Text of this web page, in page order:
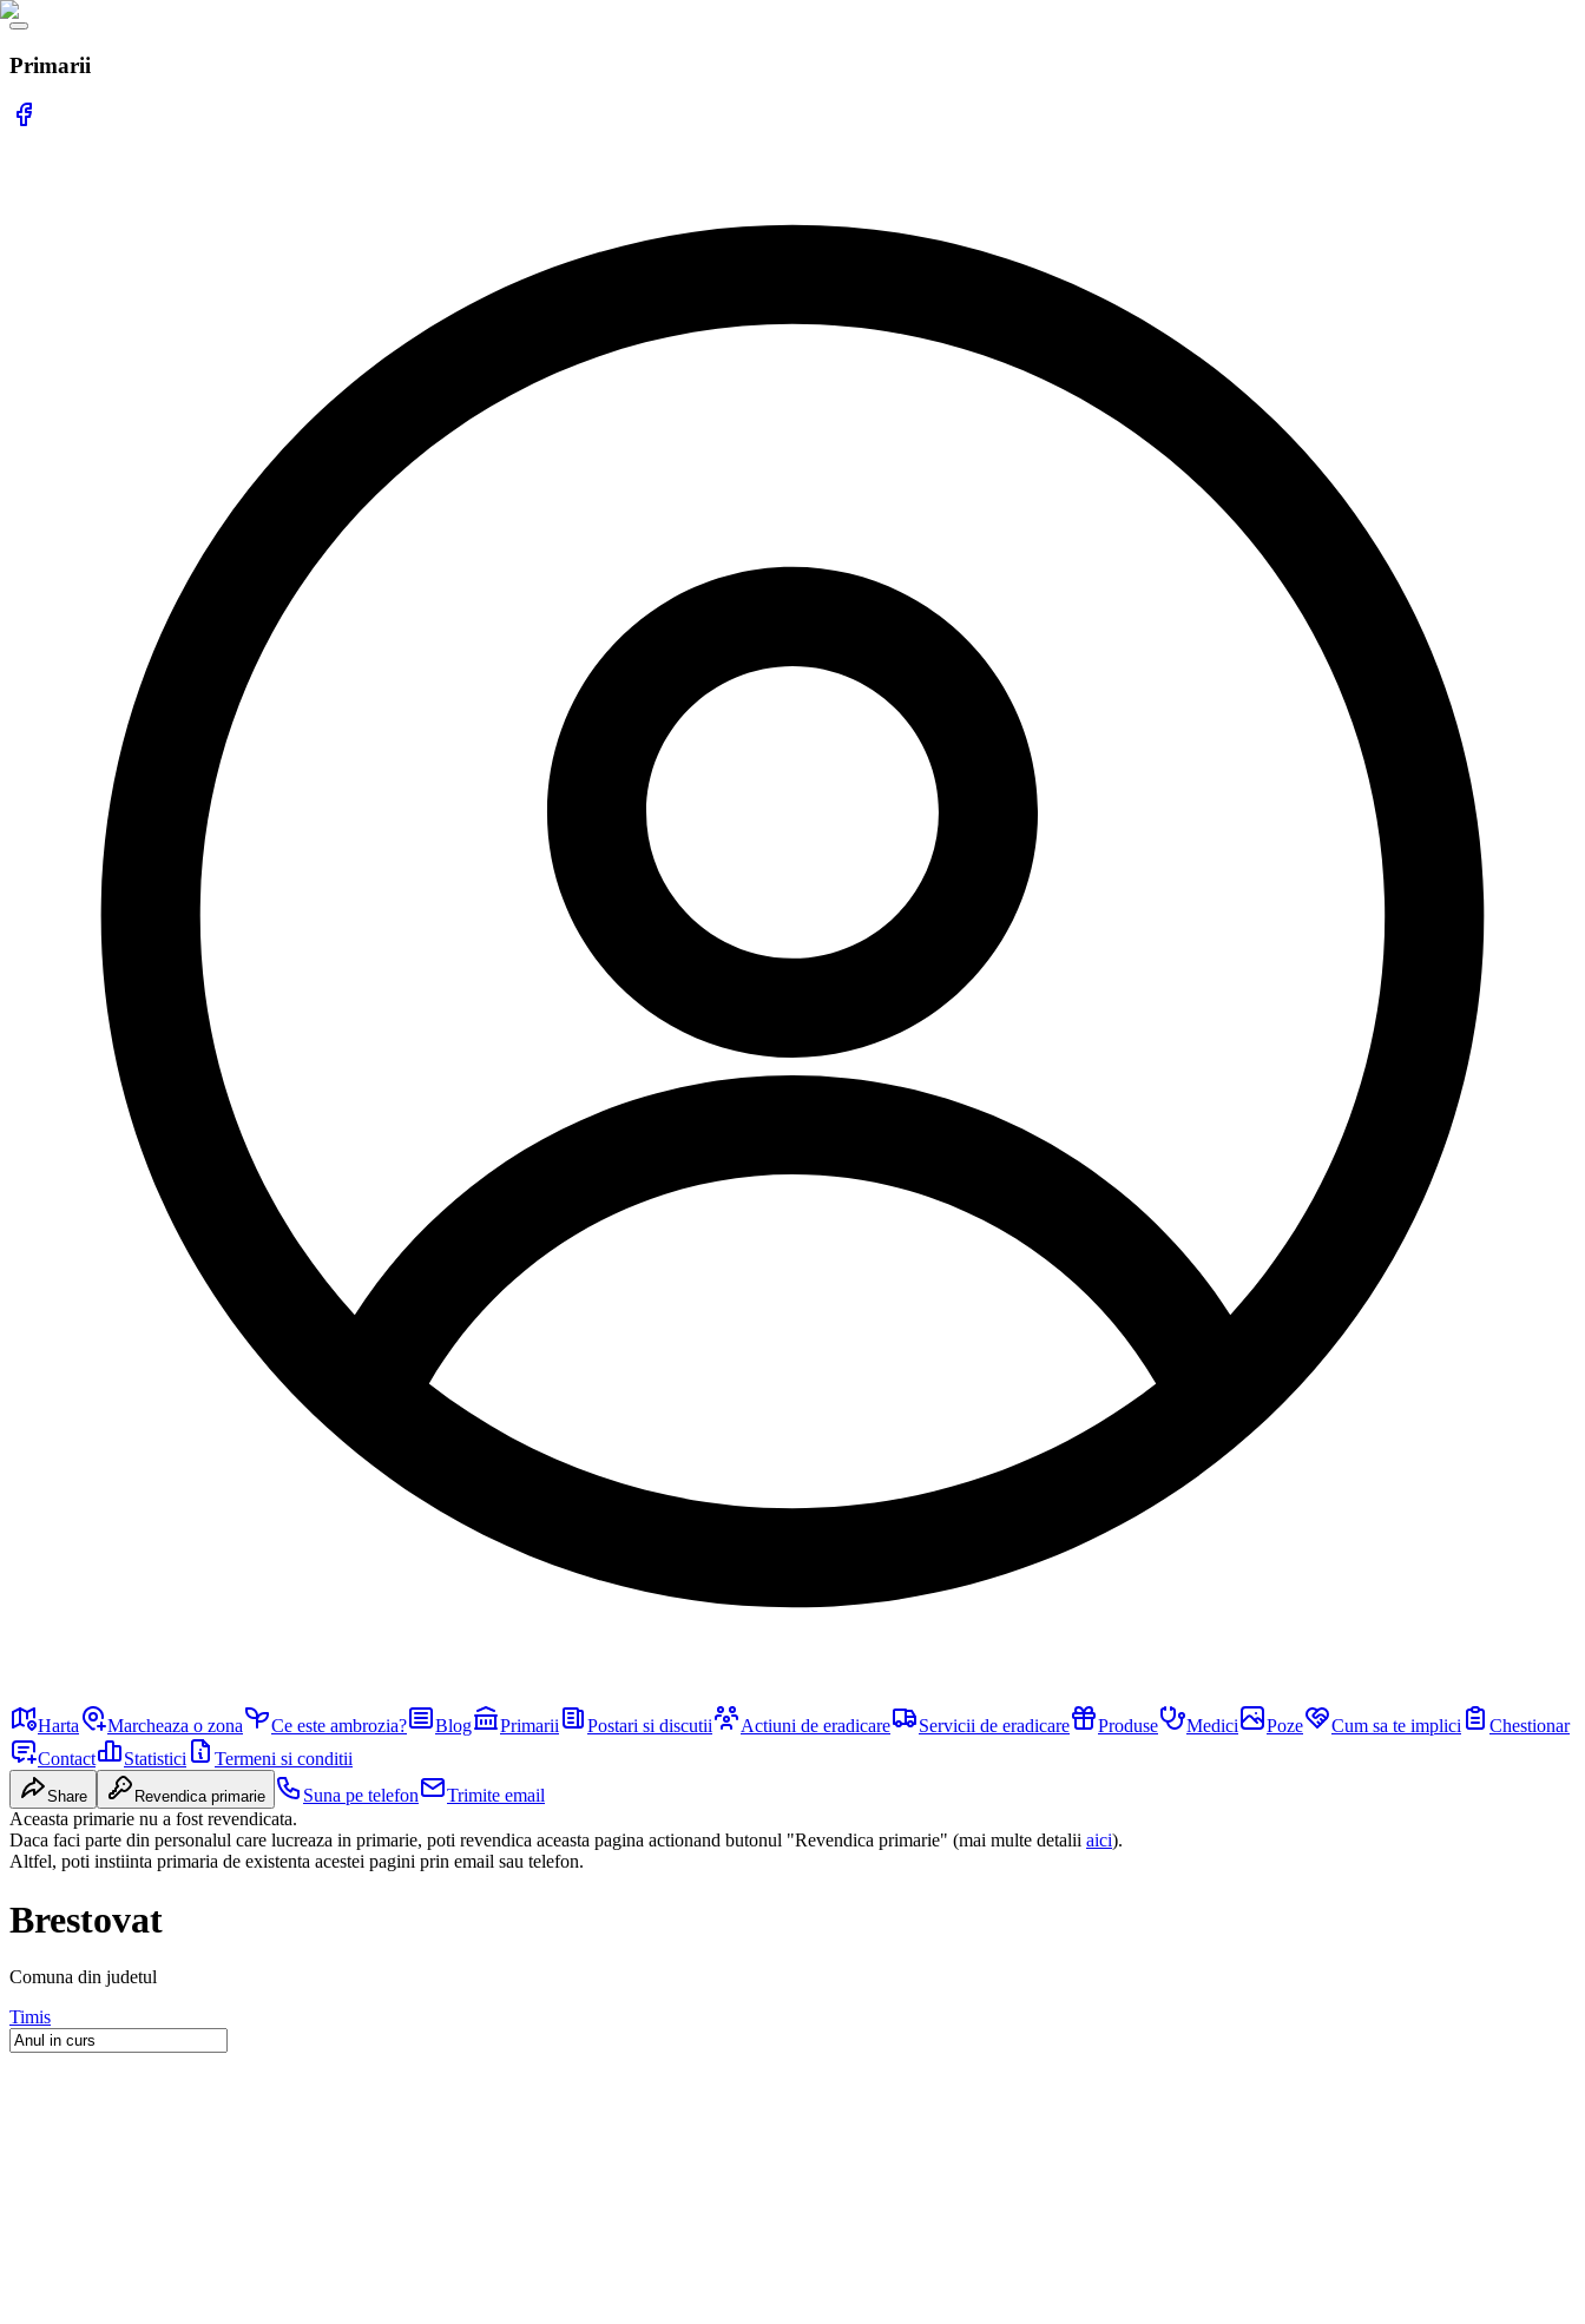
Primarii
Harta Marcheaza o zona Ce este ambrozia? Blog Primarii Postari si discutii Actiuni de eradicare Servicii de eradicare Produse Medici Poze Cum sa te implici
Chestionar
Contact
Statistici Termeni si conditii
Share Revendica primarie Suna pe telefon
Trimite email
Aceasta primarie nu a fost revendicata.
Daca faci parte din personalul care lucreaza in primarie, poti revendica aceasta pagina actionand butonul "Revendica primarie" (mai multe detalii aici).
Altfel, poti instiinta primaria de existenta acestei pagini prin email sau telefon.
Brestovat
Comuna din judetul
Timis